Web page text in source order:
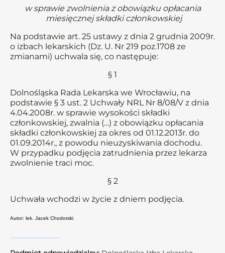
w sprawie zwolnienia z obowiązku opłacania
miesięcznej składki członkowskiej
Na podstawie art. 25 ustawy z dnia 2 grudnia 2009r.
o izbach lekarskich (Dz. U. Nr 219 poz.1708 ze
zmianami) uchwala się, co następuje:
§ 1
Dolnośląska Rada Lekarska we Wrocławiu, na
podstawie § 3 ust. 2 Uchwały NRL Nr 8/08/V z dnia
4.04.2008r. w sprawie wysokości składki
członkowskiej, zwalnia (…) z obowiązku opłacania
składki członkowskiej za okres od 01.12.2013r. do
01.09.2014r., z powodu nieuzyskiwania dochodu.
W przypadku podjęcia zatrudnienia przez lekarza
zwolnienie traci moc.
§ 2
Uchwała wchodzi w życie z dniem podjęcia.
Autor: lek. Jacek Chodorski